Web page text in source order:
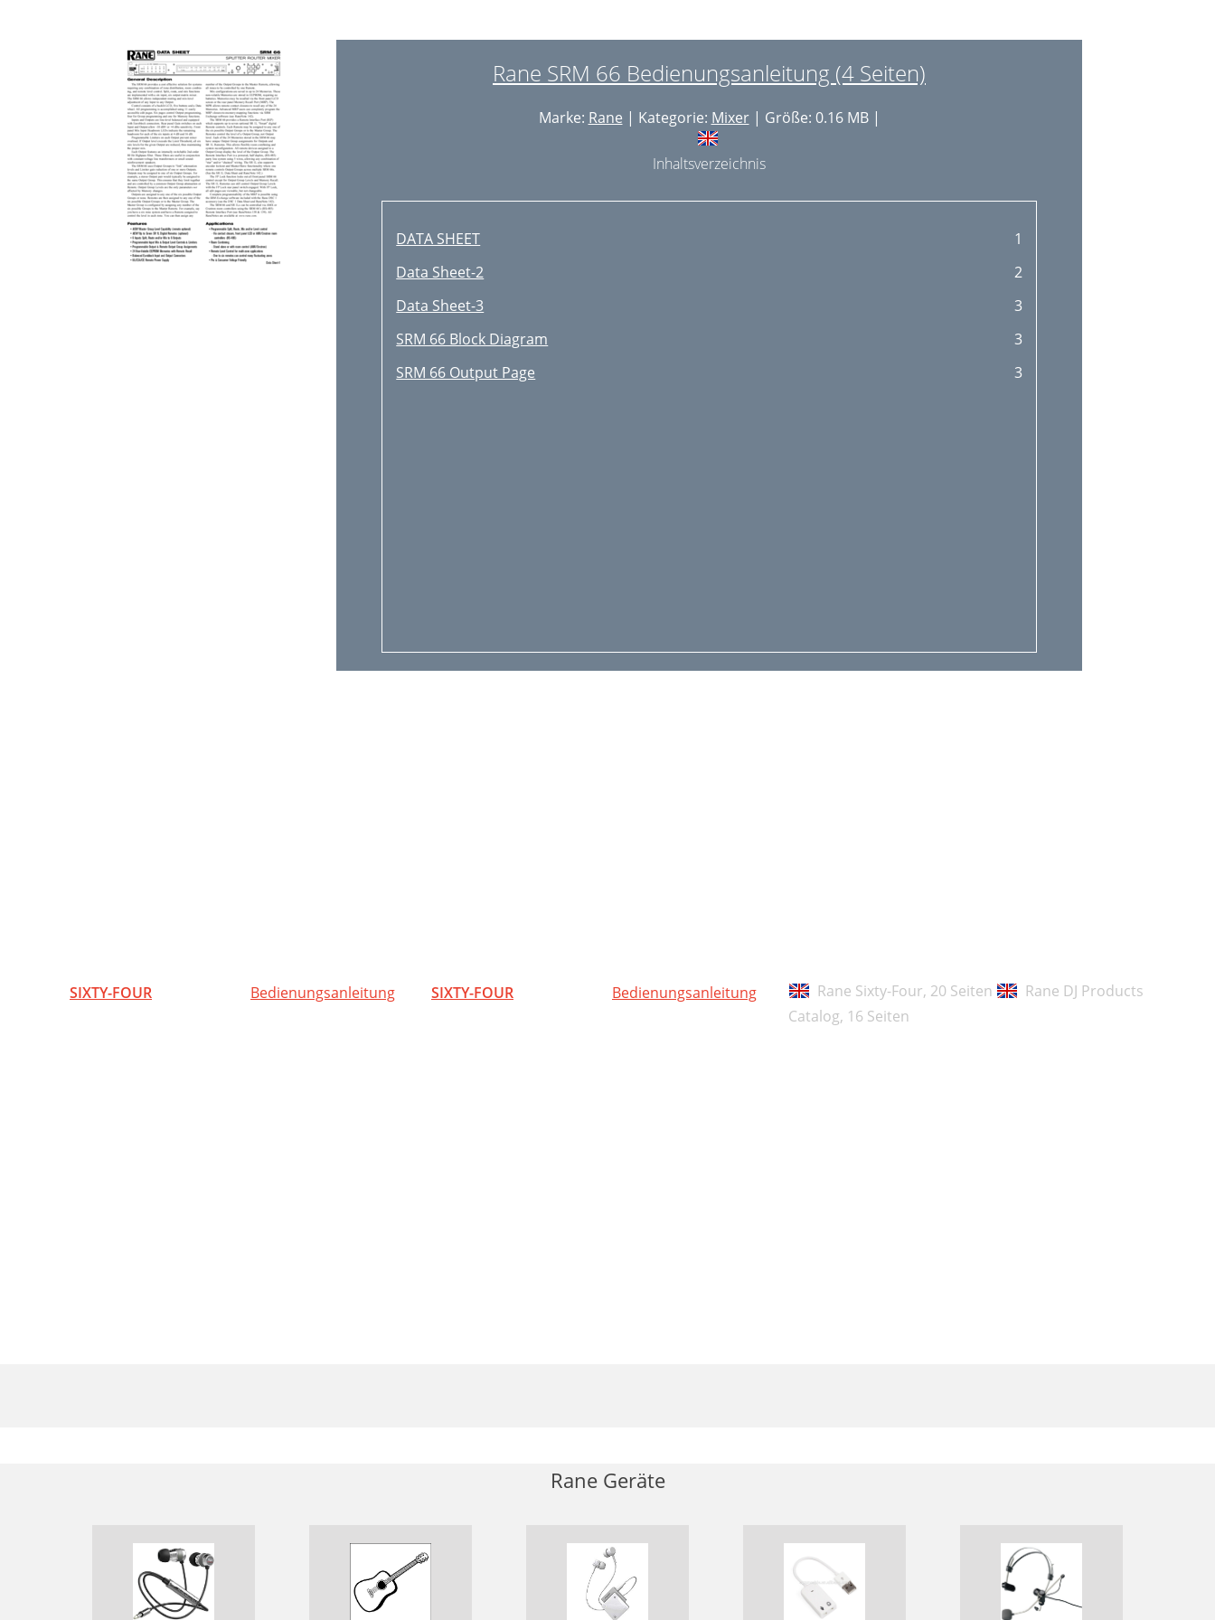
Rane SRM 66 Bedienungsanleitung (4 Seiten)
Marke: Rane | Kategorie: Mixer| Größe: 0.16 MB |
Inhaltsverzeichnis
DATA SHEET
1
Data Sheet-2
2
Data Sheet-3
3
SRM 66 Block Diagram
3
SRM 66 Output Page
3
SIXTY-FOUR Bedienungsanleitung Rane Sixty-Four, 20 Seiten
SIXTY-FOUR Bedienungsanleitung
Rane DJ Products
Catalog, 16 Seiten
Rane Geräte